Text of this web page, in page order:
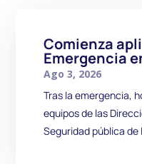
Comienza
Emergencia
Ago 3, 2026
Tras la emergencia,
equipos de las
Seguridad pública de